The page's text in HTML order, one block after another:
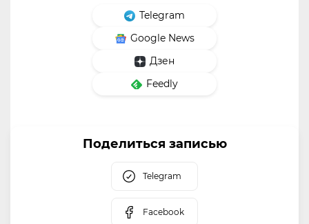
Telegram
Google News
Дзен
Feedly
Поделиться записью
Telegram
Facebook